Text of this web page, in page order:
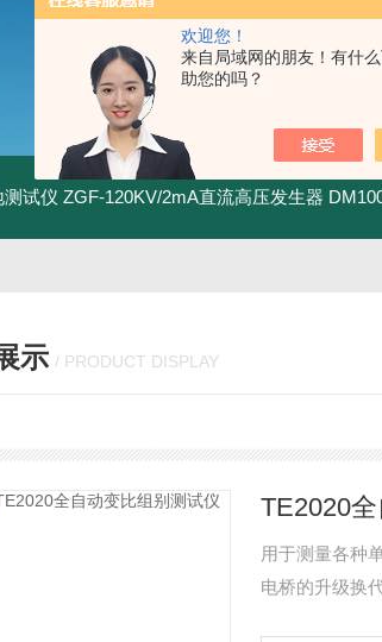
欢迎您！
来自局域网的朋友！有什
助您的吗？
测试仪 ZGF-120KV/2mA直流高压发生器 DM100C
示 / PRODUCT DISPLAY
TE2020
用于测量各种
电桥的升级换